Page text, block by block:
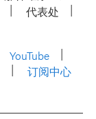
代表处
YouTube
订阅中心